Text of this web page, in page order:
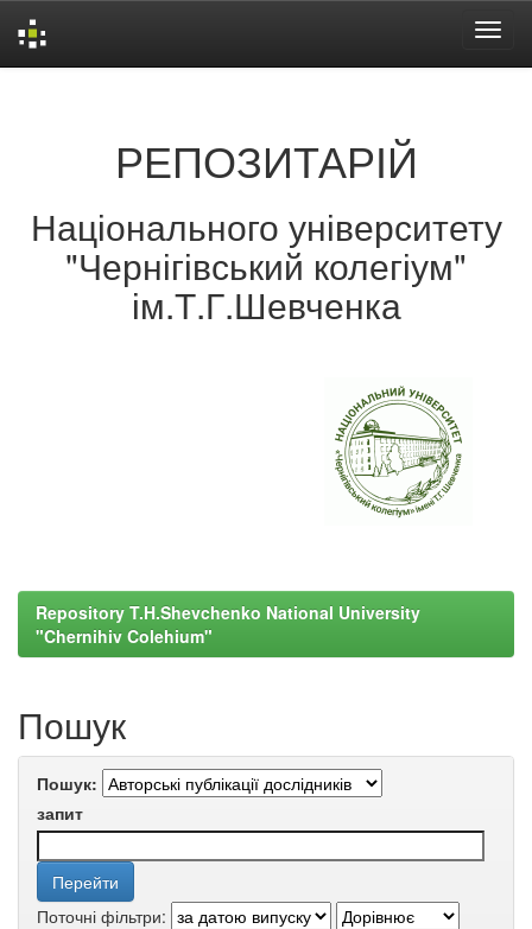
РЕПОЗИТАРІЙ
Національного університету
"Чернігівський колегіум"
ім.Т.Г.Шевченка
Repository T.H.Shevchenko National University
"Chernihiv Colehium"
Пошук
Пошук:
запит
Поточні фільтри: